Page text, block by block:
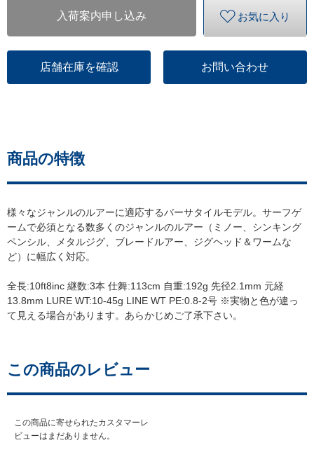
入荷案内申し込み お気に入り
店舗在庫を確認 お問い合わせ
商品の特徴
様々なジャンルのルアーに適応するバーサタイルモデル。サーフゲ
ームで必須となる数多くのジャンルのルアー（ミノー、シンキング
ペンシル、メタルジグ、ブレードルアー、ジグヘッド＆ワームな
ど）に幅広く対応。
全長:10ft8inc 継数:3本 仕舞:113cm 自重:192g 先径2.1mm 元経
13.8mm LURE WT:10-45g LINE WT PE:0.8-2号 ※実物と色が違っ
て見える場合があります。あらかじめご了承下さい。
この商品のレビュー
この商品に寄せられたカスタマーレ
ビューはまだありません。